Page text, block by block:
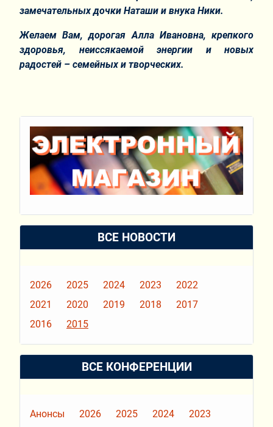
замечательных дочки Наташи и внука Ники.
Желаем Вам, дорогая Алла Ивановна, крепкого
здоровья, неиссякаемой энергии и новых
радостей – семейных и творческих.
ВСЕ НОВОСТИ
2026 2025 2024 2023
2022
2021
2020 2019 2018
2017
2016
2015
ВСЕ КОНФЕРЕНЦИИ
Анонсы 2026 2025 2024
2023